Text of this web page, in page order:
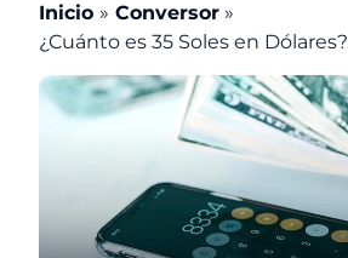
Inicio
Conversor
¿Cuánto es 35 Soles en Dólares?